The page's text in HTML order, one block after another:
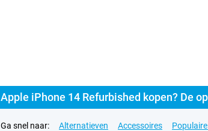
Apple iPhone 14 Refurbished kopen? De
Ga snel naar: Alternatieven Accessoires